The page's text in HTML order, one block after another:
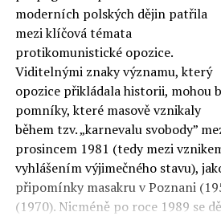
moderních polských dějin patřila
mezi klíčová témata
protikomunistické opozice.
Viditelnými znaky významu, který
opozice přikládala historii, mohou
pomníky, které masově vznikaly
během tzv. „karnevalu svobody”
prosincem 1981 (tedy mezi
vyhlášením výjimečného stavu),
připomínky masakru v Poznani
(1970). Nicméně po roce 1989 se